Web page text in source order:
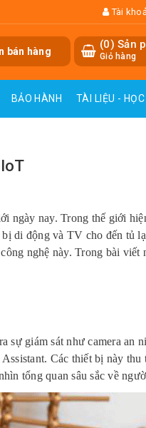
Tài
(0) Sản
Giỏ hàng
bán hàng
BẢO HÀNH TÀI LIỆU -
ngày nay. Trong thế giới
di động và TV cho đến tủ
nghệ này. Trong bài viết
sự giám sát như camera an
Các thiết bị này
tổng quan sâu sắc về